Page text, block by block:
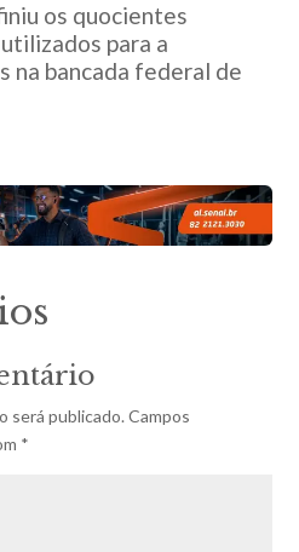
os quocientes
para a
na bancada federal de
será publicado. Campos
*